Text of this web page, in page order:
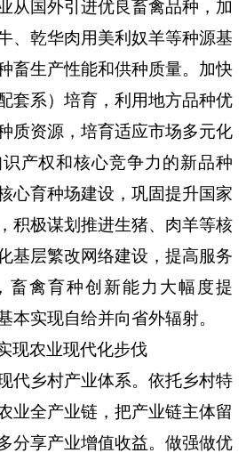
从国外引进优良畜禽品种，加
、乾华肉用美利奴羊等种源基
畜生产性能和供种质量。加快
套系）培育，利用地方品种优
质资源，培育适应市场多元化
产权和核心竞争力的新品种
心育种场建设，巩固提升国家
积极谋划推进生猪、肉羊等核
基层繁改网络建设，提高服务
畜禽育种创新能力大幅度提
本实现自给并向省外辐射。
现农业现代化步伐
代乡村产业体系。 依托乡村特
业全产业链，把产业链主体留
分享产业增值收益。做强做优